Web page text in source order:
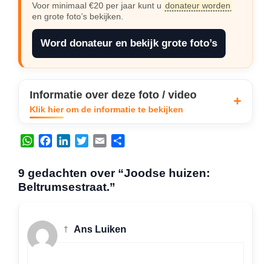
Voor minimaal €20 per jaar kunt u donateur worden
en grote foto’s bekijken.
Word donateur en bekijk grote foto’s
Informatie over deze foto / video
Klik hier om de informatie te bekijken
W
t
s
p
p
e
b
k
k
e
n
t
i
l
l
e
9 gedachten over “Joodse huizen:
Beltrumsestraat.”
† Ans Luiken